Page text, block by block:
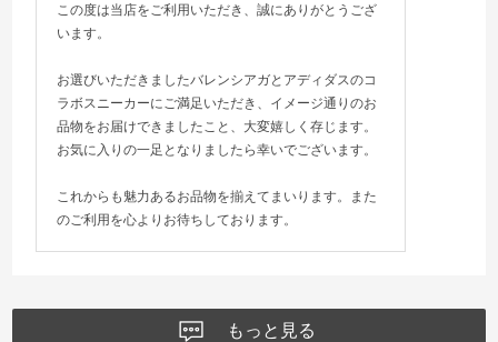
この度は当店をご利用いただき、誠にありがとうござ
います。
お選びいただきましたバレンシアガとアディダスのコ
ラボスニーカーにご満足いただき、イメージ通りのお
品物をお届けできましたこと、大変嬉しく存じます。
お気に入りの一足となりましたら幸いでございます。
これからも魅力あるお品物を揃えてまいります。また
のご利用を心よりお待ちしております。
もっと見る